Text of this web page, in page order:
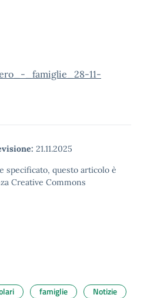
_famiglie_28-11-
21.11.2025
specificato, questo articolo è
Creative Commons
famiglie Notizie